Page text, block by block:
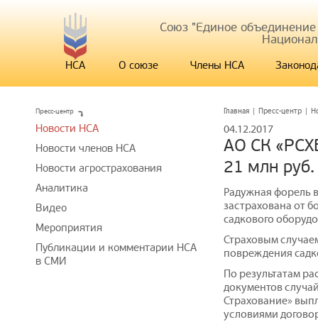
Союз "Единое
НСА О союзе Члены НСА
Главная | Пресс-центр |
04.12.2017
АО СК
21 млн
Радужная форель
застрахована от
садкового
Страховым
повреждения
По результатам
документов
Страхование»
условиями
Пресс-центр
Новости НСА
Новости членов НСА
Новости агрострахования
Аналитика
Видео
Мероприятия
Публикации и комментарии НСА
в СМИ